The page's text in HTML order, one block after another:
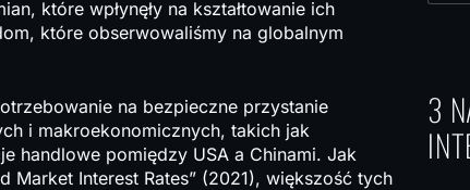
które wpłynęły na kształtowanie ich
które obserwowaliśmy na globalnym
na bezpieczne przystanie
i makroekonomicznych, takich jak
handlowe pomiędzy USA a Chinami. Jak
Market Interest Rates” (2021), większość tych
3